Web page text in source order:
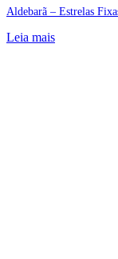
Aldebarã – Estrelas
Leia mais